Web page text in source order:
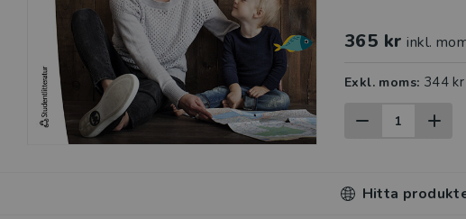
365 kr inkl.
Exkl. moms: 344 kr
Hitta